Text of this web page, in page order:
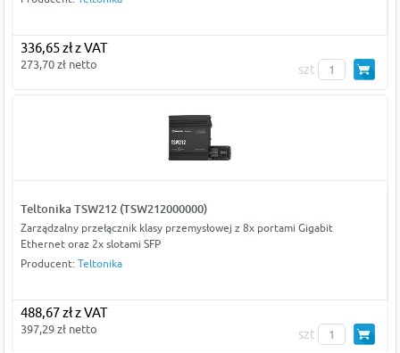
336,65 zł z VAT
273,70 zł netto szt
Teltonika TSW212 (TSW212000000)
Zarządzalny przełącznik klasy przemysłowej z 8x portami Gigabit
Ethernet oraz 2x slotami SFP
Producent: Teltonika
488,67 zł z VAT
397,29 zł netto szt